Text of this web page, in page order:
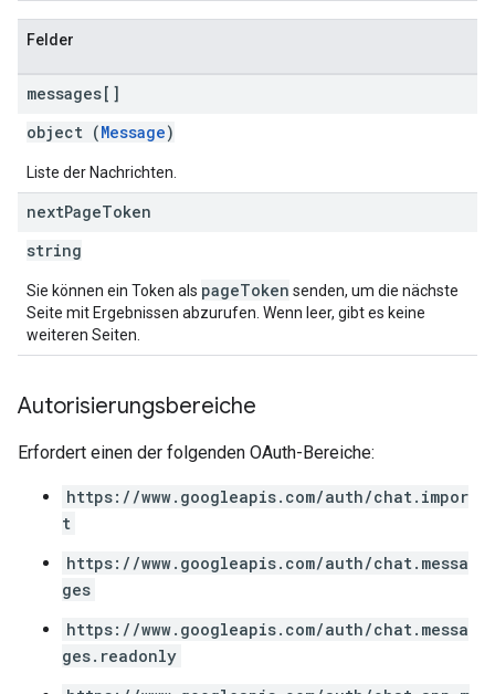
Felder
messages[]
object (Message)
Liste der Nachrichten.
nextPageToken
string
Sie können ein Token als pageToken senden, um die nächste
Seite mit Ergebnissen abzurufen. Wenn leer, gibt es keine
weiteren Seiten.
Autorisierungsbereiche
Erfordert einen der folgenden OAuth-Bereiche:
https://www.googleapis.com/auth/chat.impor
t
https://www.googleapis.com/auth/chat.messa
ges
https://www.googleapis.com/auth/chat.messa
ges.readonly